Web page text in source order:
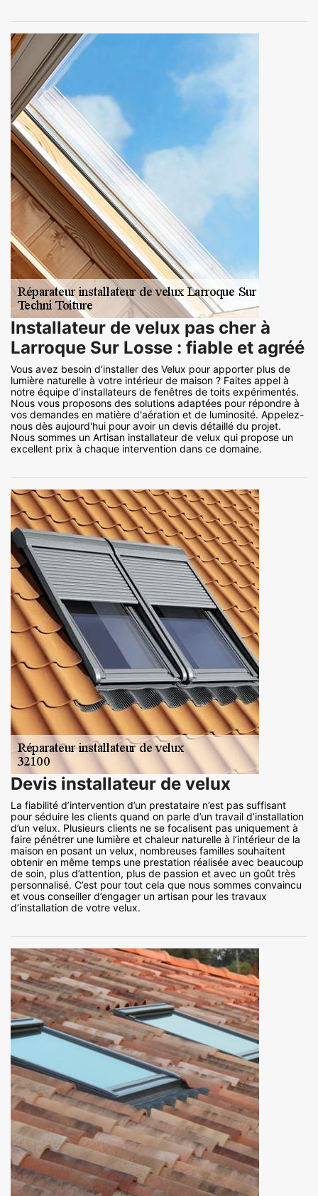
Installateur de velux pas cher à
Larroque Sur Losse : fiable et agréé
Vous avez besoin d’installer des Velux pour apporter plus de
lumière naturelle à votre intérieur de maison ? Faites appel à
notre équipe d’installateurs de fenêtres de toits expérimentés.
Nous vous proposons des solutions adaptées pour répondre à
vos demandes en matière d'aération et de luminosité. Appelez-
nous dès aujourd'hui pour avoir un devis détaillé du projet.
Nous sommes un Artisan installateur de velux qui propose un
excellent prix à chaque intervention dans ce domaine.
Devis installateur de velux
La fiabilité d’intervention d’un prestataire n’est pas suffisant
pour séduire les clients quand on parle d’un travail d’installation
d’un velux. Plusieurs clients ne se focalisent pas uniquement à
faire pénétrer une lumière et chaleur naturelle à l’intérieur de la
maison en posant un velux, nombreuses familles souhaitent
obtenir en même temps une prestation réalisée avec beaucoup
de soin, plus d’attention, plus de passion et avec un goût très
personnalisé. C’est pour tout cela que nous sommes convaincu
et vous conseiller d’engager un artisan pour les travaux
d’installation de votre velux.